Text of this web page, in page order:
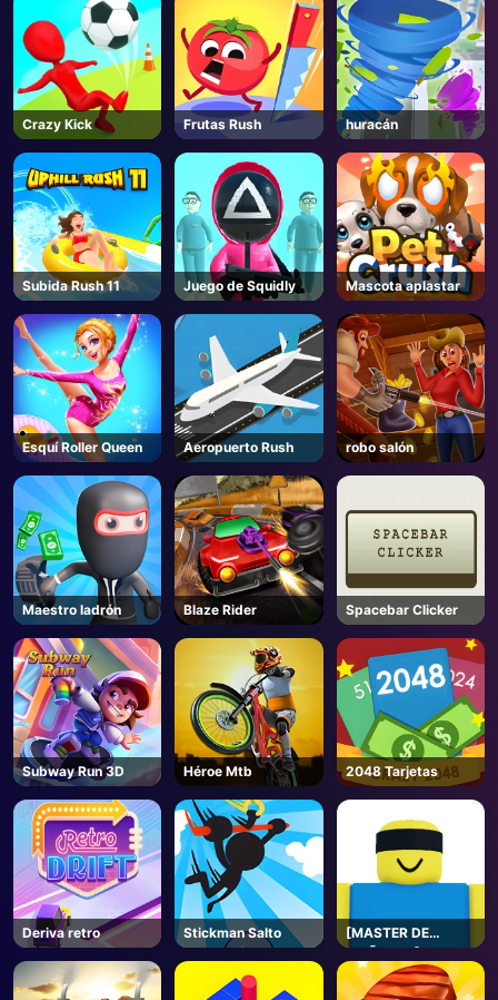
AD
protección
Crazy Kick Frutas Rush huracán
Subida Rush 11 Juego de Squidly Mascota aplastar
Esquí Roller Queen Aeropuerto Rush robo salón
Maestro ladrón Blaze Rider Spacebar Clicker
Subway Run 3D Héroe Mtb 2048 Tarjetas
Deriva retro Stickman Salto
[MASTER DE
MUÑECAS]
Shenanigans de
Jujutsu - Roblox